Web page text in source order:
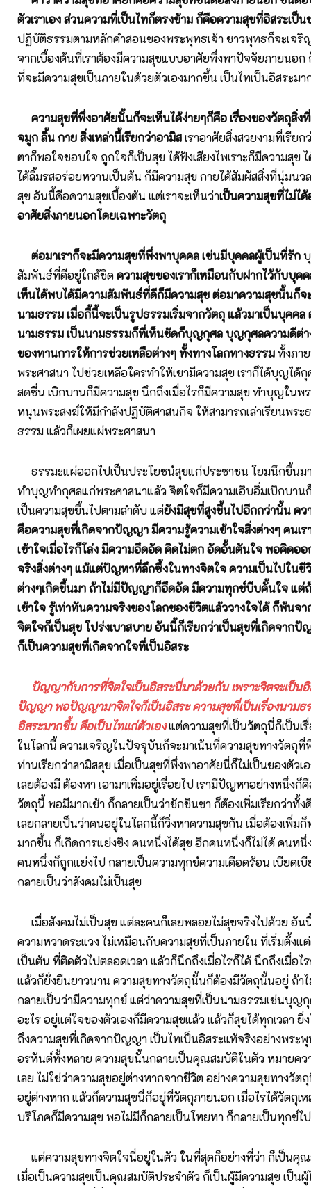
ตัวเราเอง ส่วนความที่เป็นไทก็ตรงข้าม ก็คือความสุขที่อิสระเป็น
ปฏิบัติธรรมตามหลักคำสอนของพระพุทธเจ้า ชาวพุทธก็จะเจ
จากเบื้องต้นที่เราต้องมีความสุขแบบอาศัยพึ่งพาปัจจัยภายนอก
ที่จะมีความสุขเป็นภายในด้วยตัวเองมากขึ้น เป็นไทเป็นอิสระม
ความสุขที่พึ่งอาศัยนั้นก็จะเห็นได้ง่ายๆก็คือ เรื่องของวัตถุสิ่ง
จมูก ลิ้น กาย สิ่งเหล่านี้เรียกว่าอามิสเราอาศัยสิ่งสวยงามที่เรีย
ตาก็พอใจชอบใจ ถูกใจก็เป็นสุข ได้ฟังเสียงไพเราะก็มีความสุข
ได้ลิ้มรสอร่อยหวานเป็นต้น ก็มีความสุข กายได้สัมผัสสิ่งที่นุ่มนว
สุข อันนี้คือความสุขเบื้องต้น แต่เราจะเห็นว่าเป็นความสุขที่ไม่ไ
อาศัยสิ่งภายนอกโดยเฉพาะวัตถุ
ต่อมาเราก็จะมีความสุขที่พึ่งพาบุคคล เช่นมีบุคคลผู้เป็นที่รัก
สัมพันธ์ที่ดีอยู่ใกล้ชิดความสุขของเราก็เหมือนกับฝากไว้กับบุคค
เห็นได้พบได้มีความสัมพันธ์ที่ดีก็มีความสุข ต่อมาความสุขนั้นก็
นามธรรม เมื่อกี้นี้จะเป็นรูปธรรมเริ่มจากวัตถุ แล้วมาเป็นบุคคล
นามธรรม เป็นนามธรรมก็ที่เห็นชัดก็บุญกุศล บุญกุศลความดีต่า
ของทานการให้การช่วยเหลือต่างๆ ทั้งทางโลกทางธรรมทั้งภา
พระศาสนา ไปช่วยเหลือใครทำให้เขามีความสุข เราก็ได้บุญได้กุ
สดชื่น เบิกบานก็มีความสุข นึกถึงเมื่อไรก็มีความสุข ทำบุญในพร
หนุนพระสงฆ์ให้มีกำลังปฏิบัติศาสนกิจ ให้สามารถเล่าเรียนพร
ธรรม แล้วก็เผยแผ่พระศาสนา
ธรรมะแผ่ออกไปเป็นประโยชน์สุขแก่ประชาชน โยมนึกขึ้นมา
ทำบุญทำกุศลแก่พระศาสนาแล้ว จิตใจก็มีความเอิบอิ่มเบิกบา
เป็นความสุขขึ้นไปตามลำดับ แต่ยังมีสุขที่สูงขึ้นไปอีกกว่านั้น ค
คือความสุขที่เกิดจากปัญญา มีความรู้ความเข้าใจสิ่งต่างๆ คน
เข้าใจเมื่อไรก็โล่ง มีความอึดอัด คิดไม่ตก อัดอั้นตันใจ พอคิดอ
จริงสิ่งต่างๆ แม้แต่ปัญหาที่ลึกซึ้งในทางจิตใจ ความเป็นไปใน
ต่างๆเกิดขึ้นมา ถ้าไม่มีปัญญาก็อึดอัด มีความทุกข์บีบคั้นใจ แ
เข้าใจ รู้เท่าทันความจริงของโลกของชีวิตแล้ววางใจได้ ก็พ้นจ
จิตใจก็เป็นสุข โปร่งเบาสบาย อันนี้ก็เรียกว่าเป็นสุขที่เกิดจาก
ก็เป็นความสุขที่เกิดจากใจที่เป็นอิสระ
ปัญญากับการที่จิตใจเป็นอิสระนี่มาด้วยกัน เพราะจิตจะเป็น
ปัญญา พอปัญญามาจิตใจก็เป็นอิสระ ความสุขที่เป็นเรื่องนามธ
อิสระมากขึ้น คือเป็นไทแก่ตัวเองแต่ความสุขที่เป็นวัตถุนี่ก็เป็นเ
ในโลกนี้ ความเจริญในปัจจุบันก็จะมาเน้นที่ความสุขทางวัตถุที่
ท่านเรียกว่าสามิสสุข เมื่อเป็นสุขที่พึ่งพาอาศัยนี่ก็ไม่เป็นของตัวเ
เลยต้องมี ต้องหา เอามาเพิ่มอยู่เรื่อยไป เรามีปัญหาอย่างหนึ่งก็
วัตถุนี้ พอมีมากเข้า ก็กลายเป็นว่าชักชินชา ก็ต้องเพิ่มเรียกว่าทั้
เลยกลายเป็นว่าคนอยู่ในโลกนี้ก็วิ่งหาความสุขกัน เมื่อต้องเพิ่ม
มากขึ้น ก็เกิดการแย่งชิง คนหนึ่งได้สุข อีกคนหนึ่งก็ไม่ได้ คนหนึ่
คนหนึ่งก็ถูกแย่งไป กลายเป็นความทุกข์ความเดือดร้อน เบียดเบี
กลายเป็นว่าสังคมไม่เป็นสุข
เมื่อสังคมไม่เป็นสุข แต่ละคนก็เลยพลอยไม่สุขจริงไปด้วย อัน
ความหวาดระแวง ไม่เหมือนกับความสุขที่เป็นภายใน ที่เริ่มตั้ง
เป็นต้น ที่ติดตัวไปตลอดเวลา แล้วก็นึกถึงเมื่อไรก็ได้ นึกถึงเมื่อไ
แล้วก็ยั่งยืนยาวนาน ความสุขทางวัตถุนั้นก็ต้องมีวัตถุนั้นอยู่ ถ้า
กลายเป็นว่ามีความทุกข์ แต่ว่าความสุขที่เป็นนามธรรมเช่นบุญ
อะไร อยู่แต่ใจของตัวเองก็มีความสุขแล้ว แล้วก็สุขได้ทุกเวลา
ถึงความสุขที่เกิดจากปัญญา เป็นไทเป็นอิสระแท้จริงอย่างพระพุ
อรหันต์ทั้งหลาย ความสุขนั้นกลายเป็นคุณสมบัติในตัว หมายคว
เลย ไม่ใช่ว่าความสุขอยู่ต่างหากจากชีวิต อย่างความสุขทางวัต
อยู่ต่างหาก แล้วก็ความสุขนี่ก็อยู่ที่วัตถุภายนอก เมื่อไรได้วัตถุเห
บริโภคก็มีความสุข พอไม่มีก็กลายเป็นโหยหา ก็กลายเป็นทุกข์ไ
แต่ความสุขทางจิตใจนี่อยู่ในตัว ในที่สุดก็อย่างที่ว่า ก็เป็นคุ
เมื่อเป็นความสุขเป็นคุณสมบัติประจำตัว ก็เป็นผู้มีความสุข เป็น